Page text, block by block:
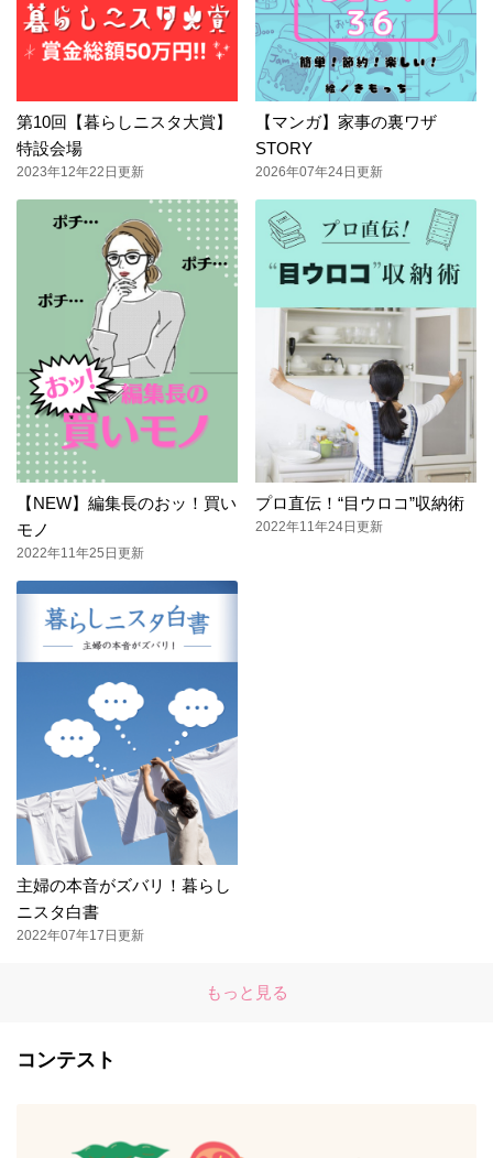
第10回【暮らしニスタ大賞】
特設会場
2023年12年22日更新
【マンガ】家事の裏ワザ
STORY
2026年07年24日更新
【NEW】編集長のおッ！買い
モノ
2022年11年25日更新
プロ直伝！“目ウロコ”収納術
2022年11年24日更新
主婦の本音がズバリ！暮らし
ニスタ白書
2022年07年17日更新
もっと見る
コンテスト